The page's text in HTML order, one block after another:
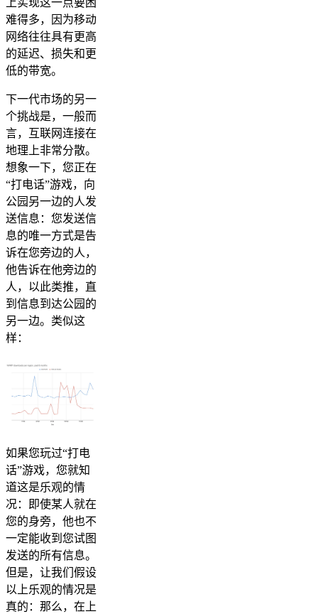
难得多，因为移动
网络往往具有更高
的延迟、损失和更
低的带宽。
下一代市场的另一
个挑战是，一般而
言，互联网连接在
地理上非常分散。
想象一下，您正在
“打电话”游戏，向
公园另一边的人发
送信息：您发送信
息的唯一方式是告
诉在您旁边的人，
他告诉在他旁边的
人，以此类推，直
到信息到达公园的
另一边。类似这
样：
如果您玩过“打电
话”游戏，您就知
道这是乐观的情
况：即使某人就在
您的身旁，他也不
一定能收到您试图
发送的所有信息。
但是，让我们假设
以上乐观的情况是
真的：那么，在上